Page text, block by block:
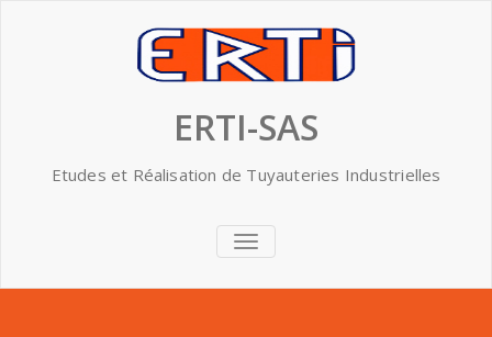
ERTI-SAS
Etudes et Réalisation de Tuyauteries Industrielles
AFFICHER/MASQUER
LA